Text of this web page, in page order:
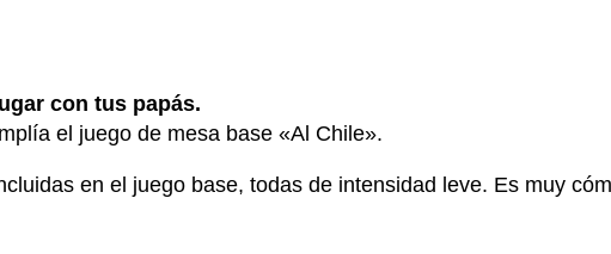
con tus papás.
el juego de mesa base «Al Chile».
en el juego base, todas de intensidad leve. Es muy